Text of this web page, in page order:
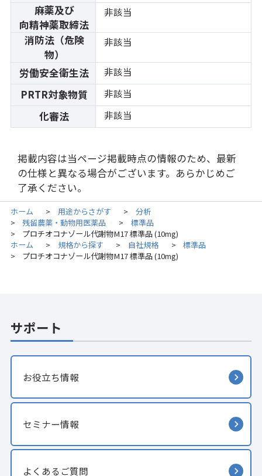
麻薬及び
向精神薬取締法
非該当
消防法（危険
物）
非該当
労働安全衛生法 非該当
PRTR対象物質 非該当
化審法 非該当
掲載内容は当ページ掲載時点の情報のため、最新
の仕様と異なる場合がございます。あらかじめご
了承ください。
ホーム > 用途からさがす > 分析
> 残留農薬・動物用医薬品 > 標準品
>
プロチオコナゾール代謝物M17 標準品 (10mg)
ホーム
> 規格から探す > 自社規格 > 標準品
> プロチオコナゾール代謝物M17 標準品 (10mg)
サポート
お役立ち情報
セミナー情報
よくあるご質問